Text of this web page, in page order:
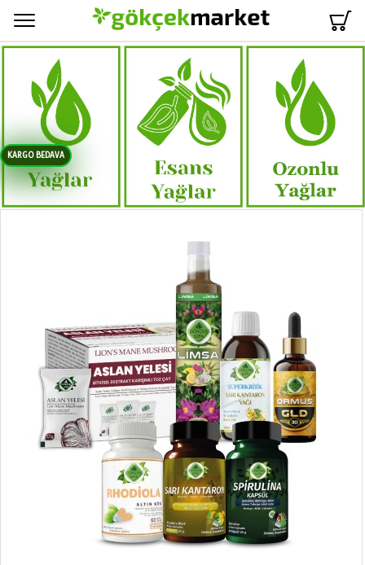
KARGO BEDAVA